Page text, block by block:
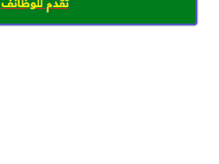
تقدم للوظائف